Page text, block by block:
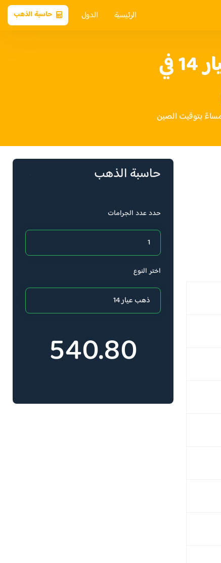
الرئيسية الدول حاسبة الذهب
سعر الذهب عيار 14 في
حاسبة الذهب
حدد عدد الجرامات
اختر النوع
540.80